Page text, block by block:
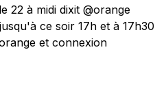
22 à midi dixit @orange
ce soir 17h et à 17h30
et connexion